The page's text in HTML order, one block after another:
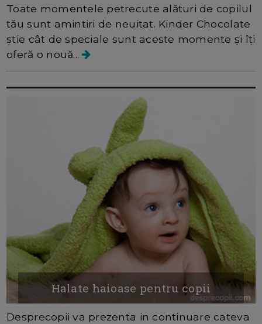
Toate momentele petrecute alături de copilul
tău sunt amintiri de neuitat. Kinder Chocolate
știe cât de speciale sunt aceste momente și îți
oferă o nouă...
Halate haioase pentru copii
Desprecopii va prezenta in continuare cateva